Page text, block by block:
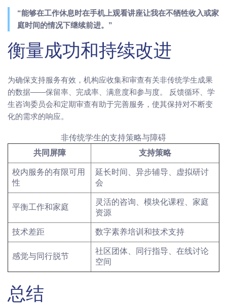
“能够在工作休息时在手机上观看讲座让我在不牺牲收入或家
庭时间的情况下继续前进。”
衡量成功和持续改进
为确保支持服务有效，机构应收集和审查有关非传统学生成果
的数据——保留率、完成率、满意度和参与度。 反馈循环、学
生咨询委员会和定期审查有助于完善服务，使其保持对不断变
化的需求的响应。
非传统学生的支持策略与障碍
共同屏障
支持策略
校内服务的有限可用
性
延长时间、异步辅导、虚拟研讨
会
平衡工作和家庭
灵活的咨询、模块化课程、家庭
资源
技术差距 数字素养培训和技术支持
感觉与同行脱节
社区团体、同行指导、在线讨论
空间
总结